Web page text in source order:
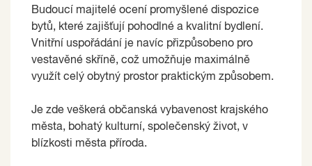
Budoucí majitelé ocení promyšlené dispozice
bytů, které zajišťují pohodlné a kvalitní bydlení.
Vnitřní uspořádání je navíc přizpůsobeno pro
vestavěné skříně, což umožňuje maximálně
využít celý obytný prostor praktickým způsobem.
Je zde veškerá občanská vybavenost krajského
města, bohatý kulturní, společenský život, v
blízkosti města příroda.